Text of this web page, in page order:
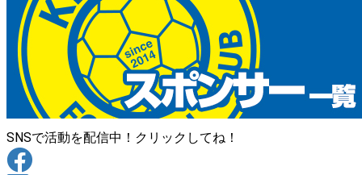
SNSで活動を配信中！クリックしてね！